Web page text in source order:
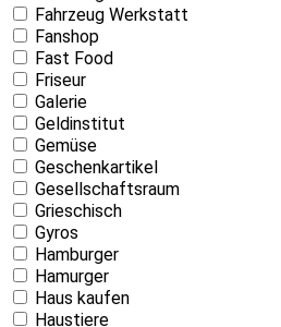
Fahrzeug Werkstatt
Fanshop
Fast Food
Friseur
Galerie
Geldinstitut
Gemüse
Geschenkartikel
Gesellschaftsraum
Grieschisch
Gyros
Hamburger
Hamurger
Haus kaufen
Haustiere